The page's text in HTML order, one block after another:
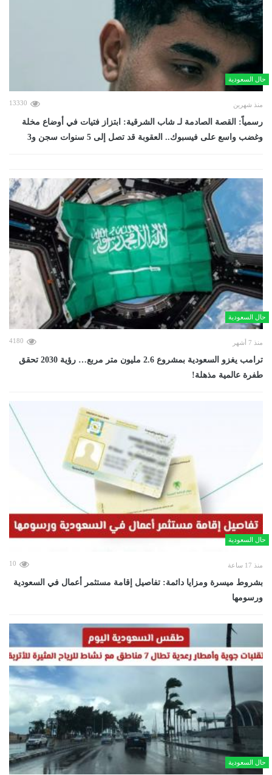
حال السعودية
منذ شهرين 13330
رسمياً: القصة الصادمة لـ شاب الشرقية: ابتزاز فتيات في أوضاع مخلة
وغضب واسع على فيسبوك.. العقوبة قد تصل إلى 5 سنوات سجن و3
حال السعودية
منذ 7 أشهر 4180
ترامب يغزو السعودية بمشروع 2.6 مليون متر مربع… رؤية 2030 تحقق
طفرة عالمية مذهلة!
حال السعودية
منذ 17 ساعة 10
بشروط ميسرة ومزايا دائمة: تفاصيل إقامة مستثمر أعمال في السعودية
ورسومها
حال السعودية